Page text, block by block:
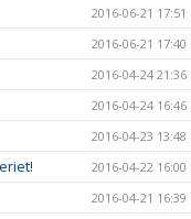
2016-06-21 17:51
2016-06-21 17:40
2016-04-24 21:36
2016-04-24 16:46
2016-04-23 13:48
2016-04-22 16:00
2016-04-21 16:39